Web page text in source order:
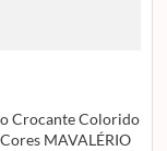
Crocante Colorido
MAVALÉRIO